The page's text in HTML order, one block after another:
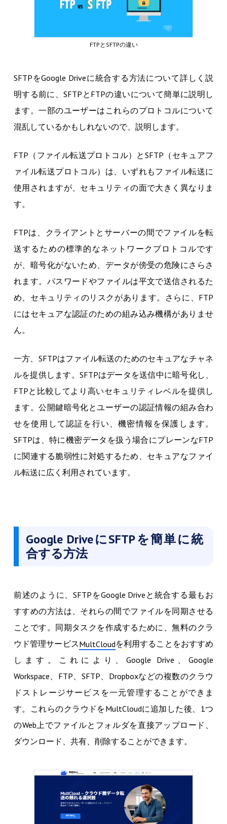
FTPとSFTPの違い
SFTPをGoogle Driveに統合する方法について詳しく説
明する前に、SFTPとFTPの違いについて簡単に説明し
ます。一部のユーザーはこれらのプロトコルについて
混乱しているかもしれないので、説明します。
FTP（ファイル転送プロトコル）とSFTP（セキュアフ
ァイル転送プロトコル）は、いずれもファイル転送に
使用されますが、セキュリティの面で大きく異なりま
す。
FTPは、クライアントとサーバーの間でファイルを転
送するための標準的なネットワークプロトコルです
が、暗号化がないため、データが傍受の危険にさらさ
れます。パスワードやファイルは平文で送信されるた
め、セキュリティのリスクがあります。さらに、FTP
にはセキュアな認証のための組み込み機構がありませ
ん。
一方、SFTPはファイル転送のためのセキュアなチャネ
ルを提供します。SFTPはデータを送信中に暗号化し、
FTPと比較してより高いセキュリティレベルを提供し
ます。公開鍵暗号化とユーザーの認証情報の組み合わ
せを使用して認証を行い、機密情報を保護します。
SFTPは、特に機密データを扱う場合にプレーンなFTP
に関連する脆弱性に対処するため、セキュアなファイ
ル転送に広く利用されています。
Google DriveにSFTPを簡単に統
合する方法
前述のように、SFTPをGoogle Driveと統合する最もお
すすめの方法は、それらの間でファイルを同期させる
ことです。同期タスクを作成するために、無料のクラ
ウド管理サービスMultCloudを利用することをおすすめ
します。これにより、Google Drive、Google
Workspace、FTP、SFTP、Dropboxなどの複数のクラウ
ドストレージサービスを一元管理することができま
す。これらのクラウドをMultCloudに追加した後、1つ
のWeb上でファイルとフォルダを直接アップロード、
ダウンロード、共有、削除することができます。